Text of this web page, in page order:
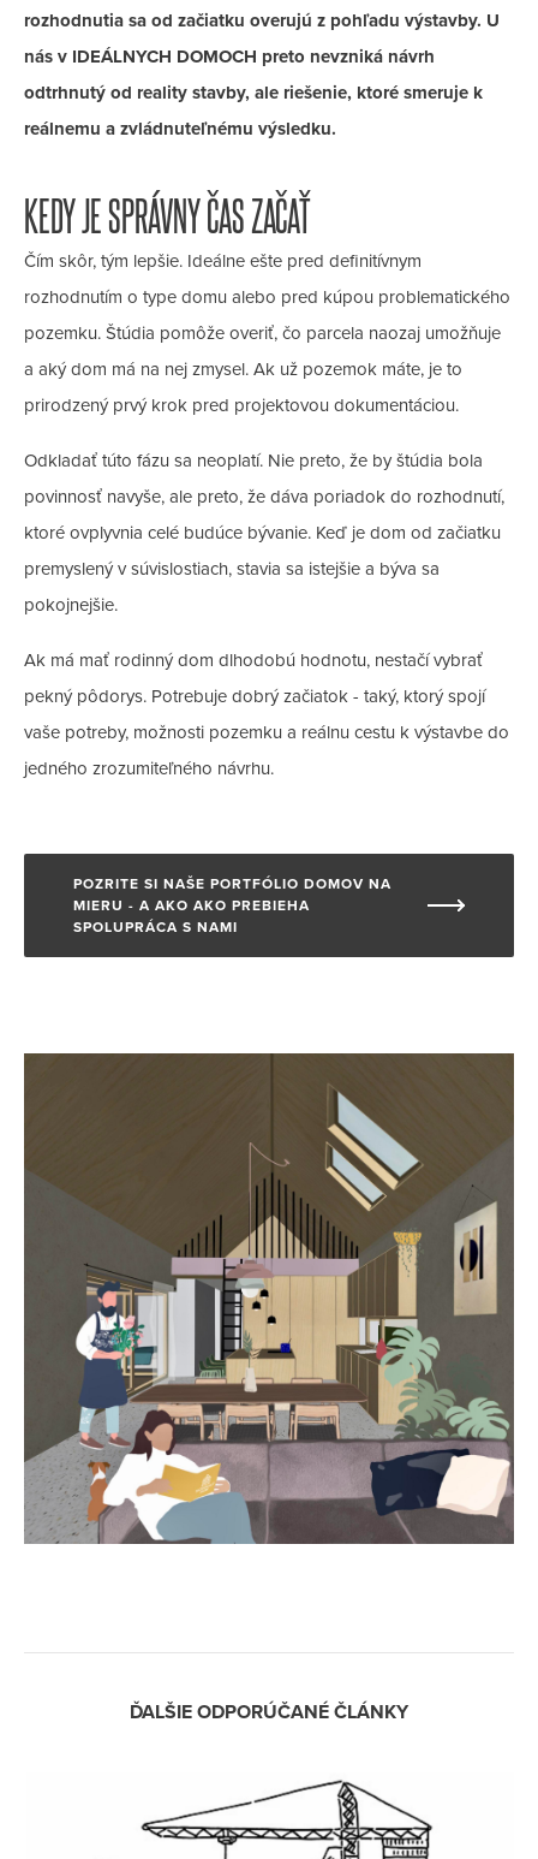
rozhodnutia sa od začiatku overujú z pohľadu výstavby. U
nás v IDEÁLNYCH DOMOCH preto nevzniká návrh
odtrhnutý od reality stavby, ale riešenie, ktoré smeruje k
reálnemu a zvládnuteľnému výsledku.
KEDY JE SPRÁVNY ČAS ZAČAŤ
Čím skôr, tým lepšie. Ideálne ešte pred definitívnym
rozhodnutím o type domu alebo pred kúpou problematického
pozemku. Štúdia pomôže overiť, čo parcela naozaj umožňuje
a aký dom má na nej zmysel. Ak už pozemok máte, je to
prirodzený prvý krok pred projektovou dokumentáciou.
Odkladať túto fázu sa neoplatí. Nie preto, že by štúdia bola
povinnosť navyše, ale preto, že dáva poriadok do rozhodnutí,
ktoré ovplyvnia celé budúce bývanie. Keď je dom od začiatku
premyslený v súvislostiach, stavia sa istejšie a býva sa
pokojnejšie.
Ak má mať rodinný dom dlhodobú hodnotu, nestačí vybrať
pekný pôdorys. Potrebuje dobrý začiatok - taký, ktorý spojí
vaše potreby, možnosti pozemku a reálnu cestu k výstavbe do
jedného zrozumiteľného návrhu.
POZRITE SI NAŠE PORTFÓLIO DOMOV NA
MIERU - A AKO AKO PREBIEHA
SPOLUPRÁCA S NAMI
ĎALŠIE ODPORÚČANÉ ČLÁNKY